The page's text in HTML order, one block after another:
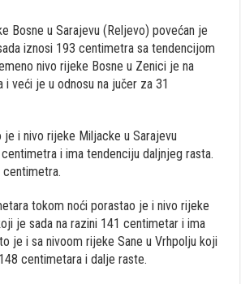
Bosne u Sarajevu (Reljevo) povećan je
iznosi 193 centimetra sa tendencijom
nivo rijeke Bosne u Zenici je na
veći je u odnosu na jučer za 31
je i nivo rijeke Miljacke u Sarajevu
i ima tendenciju daljnjeg rasta.
centimetra.
tokom noći porastao je i nivo rijeke
je sada na razini 141 centimetar i ima
je i sa nivoom rijeke Sane u Vrhpolju koji
centimetara i dalje raste.